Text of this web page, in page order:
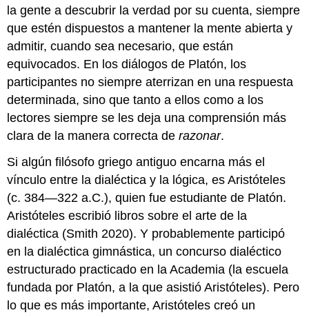
la gente a descubrir la verdad por su cuenta, siempre
que estén dispuestos a mantener la mente abierta y
admitir, cuando sea necesario, que están
equivocados. En los diálogos de Platón, los
participantes no siempre aterrizan en una respuesta
determinada, sino que tanto a ellos como a los
lectores siempre se les deja una comprensión más
clara de la manera correcta derazonar.
Si algún filósofo griego antiguo encarna más el
vínculo entre la dialéctica y la lógica, es Aristóteles
(c. 384—322 a.C.), quien fue estudiante de Platón.
Aristóteles escribió libros sobre el arte de la
dialéctica (Smith 2020). Y probablemente participó
en la dialéctica gimnástica, un concurso dialéctico
estructurado practicado en la Academia (la escuela
fundada por Platón, a la que asistió Aristóteles). Pero
lo que es más importante, Aristóteles creó un